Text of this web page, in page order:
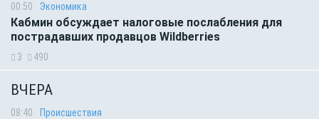
00:50 Экономика
Кабмин обсуждает налоговые послабления для
пострадавших продавцов Wildberries
3 490
ВЧЕРА
08:40 Происшествия